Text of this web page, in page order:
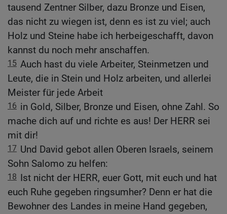
tausend Zentner Silber, dazu Bronze und Eisen,
das nicht zu wiegen ist, denn es ist zu viel; auch
Holz und Steine habe ich herbeigeschafft, davon
kannst du noch mehr anschaffen.
15 Auch hast du viele Arbeiter, Steinmetzen und
Leute, die in Stein und Holz arbeiten, und allerlei
Meister für jede Arbeit
16 in Gold, Silber, Bronze und Eisen, ohne Zahl. So
mache dich auf und richte es aus! Der HERR sei
mit dir!
17 Und David gebot allen Oberen Israels, seinem
Sohn Salomo zu helfen:
18 Ist nicht der HERR, euer Gott, mit euch und hat
euch Ruhe gegeben ringsumher? Denn er hat die
Bewohner des Landes in meine Hand gegeben,